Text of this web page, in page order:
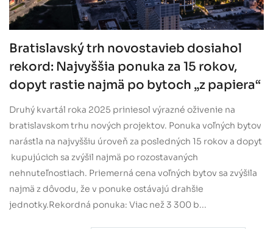
Bratislavský trh novostavieb dosiahol
rekord: Najvyššia ponuka za 15 rokov,
dopyt rastie najmä po bytoch „z papiera“
Druhý kvartál roka 2025 priniesol výrazné oživenie na
bratislavskom trhu nových projektov. Ponuka voľných bytov
narástla na najvyššiu úroveň za posledných 15 rokov a dopyt
kupujúcich sa zvýšil najmä po rozostavaných
nehnuteľnostiach. Priemerná cena voľných bytov sa zvýšila
najmä z dôvodu, že v ponuke ostávajú drahšie
jednotky.Rekordná ponuka: Viac než 3 300 b...